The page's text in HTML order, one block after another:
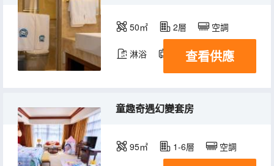
50㎡ 2層 空調
淋浴 電視機 冰箱
查看供應
童趣奇遇幻變套房
95㎡ 1-6層 空調